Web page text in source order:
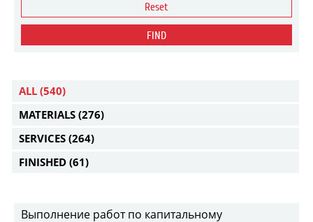
Reset
FIND
ALL (540)
MATERIALS (276)
SERVICES (264)
FINISHED (61)
Выполнение работ по капитальному